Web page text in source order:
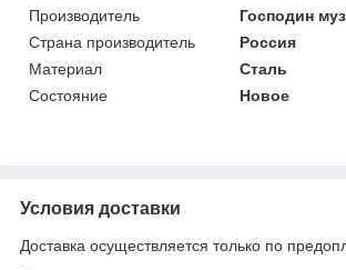
Производитель
Господин
Страна производитель
Россия
Материал
Сталь
Состояние
Новое
Условия доставки
Доставка осуществляется только по